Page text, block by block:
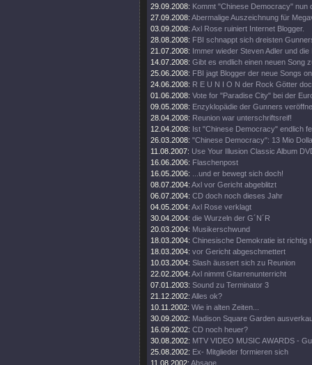
29.09.2008: Kommt "Chinese Democracy" nun
27.09.2008: Abermalige Auszeichnung für
03.09.2008: Axl Rose ruiniert Internet Blogger.
28.08.2008: FBI schnappt sich dreisten
21.07.2008: Immer wieder Steven Adler und die
14.07.2008: Gibt es endlich einen neuen Song
25.06.2008: FBI jagt Blogger der neue Songs
24.06.2008: R E U N I O N der Rock Götter
01.06.2008: Vote for "Paradise City" bei der
09.05.2008: Enzyklopädie der Gunners
28.04.2008: Reunion war unterschriftsreif!
12.04.2008: Ist "Chinese Democracy" endlich
26.03.2008: "Chinese Democracy": 13 Mio
11.08.2007: Use Your Illusion Classic Album
16.06.2006: Flaschenpost
16.05.2006:
...und er bewegt sich doch!
08.07.2004: Axl vor Gericht abgeblitzt
06.07.2004: CD doch noch dieses Jahr
04.05.2004: Axl Rose verklagt
30.04.2004: die Wurzeln der G´N´R
20.03.2004: Musikerschwund
18.03.2004: Chinesische Demokratie ist richtig
18.03.2004: vor Gericht abgeschmettert
10.03.2004: Slash äussert sich zu Reunion
22.02.2004: Axl nimmt Gitarrenunterricht
07.01.2003: Sound zu Terminator 3
21.12.2002: Alles ok?
10.11.2002: Wie in alten Zeiten...
30.09.2002: Madison Square Garden
16.09.2002: CD noch heuer?
30.08.2002: MTV VIDEO MUSIC AWARDS -
25.08.2002: Ex- Mitglieder formieren sich
11.08.2002: Absage